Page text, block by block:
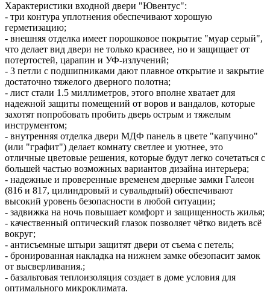
Характеристики входной двери "Ювентус":
- три контура уплотнения обеспечивают хорошую
герметизацию;
- внешняя отделка имеет порошковое покрытие "муар серый",
что делает вид двери не только красивее, но и защищает от
потертостей, царапин и УФ-излучений;
- 3 петли с подшипниками дают плавное открытие и закрытие
достаточно тяжелого дверного полотна;
- лист стали 1.5 миллиметров, этого вполне хватает для
надежной защиты помещений от воров и вандалов, которые
захотят попробовать пробить дверь острым и тяжелым
инструментом;
- внутренняя отделка двери МДФ панель в цвете "капучино"
(или "графит") делает комнату светлее и уютнее, это
отличные цветовые решения, которые будут легко сочетаться с
большей частью возможных вариантов дизайна интерьера;
- надежные и проверенные временем дверные замки Галеон
(816 и 817, цилиндровый и сувальдный) обеспечивают
высокий уровень безопасности в любой ситуации;
- задвижка на ночь повышает комфорт и защищенность жилья;
- качественный оптический глазок позволяет чётко видеть всё
вокруг;
- антисъемные штыри защитят двери от съема с петель;
- бронированная накладка на нижнем замке обезопасит замок
от высверливания.;
- базальтовая теплоизоляция создает в доме условия для
оптимального микроклимата.